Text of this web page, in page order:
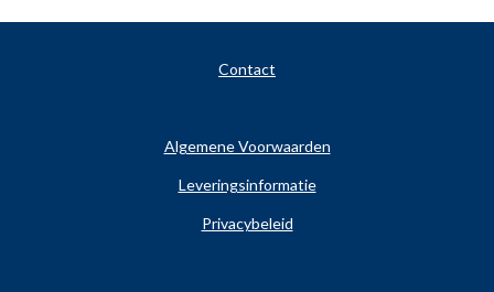
Contact
Algemene Voorwaarden
Leveringsinformatie
Privacybeleid